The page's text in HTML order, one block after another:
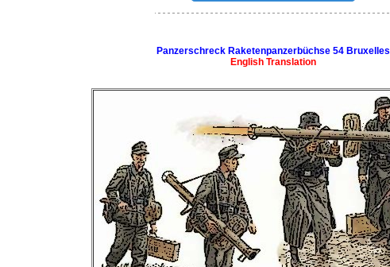
Panzerschreck Raketenpanzerbüchse 54 Bruxelles
English Translation